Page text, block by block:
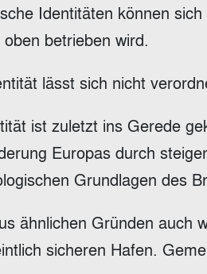
Identitäten können
betrieben wird.
lässt sich nicht
ist zuletzt ins Gerede
Europas durch
Grundlagen des
ähnlichen Gründen auch
sicheren Hafen.